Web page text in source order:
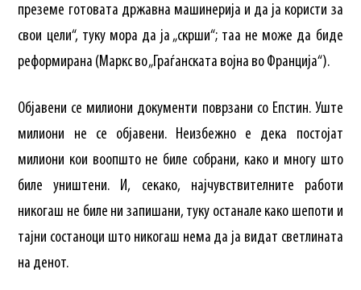
преземе готовата државна машинерија и да ја користи за
свои цели“, туку мора да ја „скрши“; таа не може да биде
реформирана (Маркс во „Граѓанската војна во Франција“).
Објавени се милиони документи поврзани со Епстин. Уште
милиони не се објавени. Неизбежно е дека постојат
милиони кои воопшто не биле собрани, како и многу што
биле уништени. И, секако, најчувствителните работи
никогаш не биле ни запишани, туку останале како шепоти и
тајни состаноци што никогаш нема да ја видат светлината
на денот.